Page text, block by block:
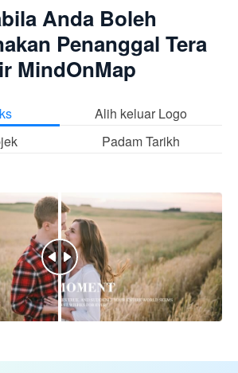
Anda Boleh
Penanggal Tera
MindOnMap
Alih keluar Logo
Padam Tarikh